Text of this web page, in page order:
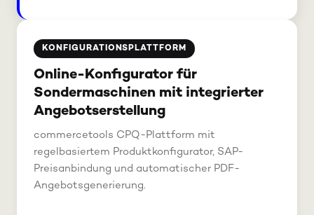
KONFIGURATIONSPLATTFORM
Online-Konfigurator für
Sondermaschinen mit integrierter
Angebotserstellung
commercetools CPQ-Plattform mit
regelbasiertem Produktkonfigurator, SAP-
Preisanbindung und automatischer PDF-
Angebotsgenerierung.